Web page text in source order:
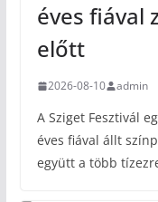
éves fiával
előtt
2026-08-10 admin
A Sziget Fesztivál
éves fiával állt
együtt a több